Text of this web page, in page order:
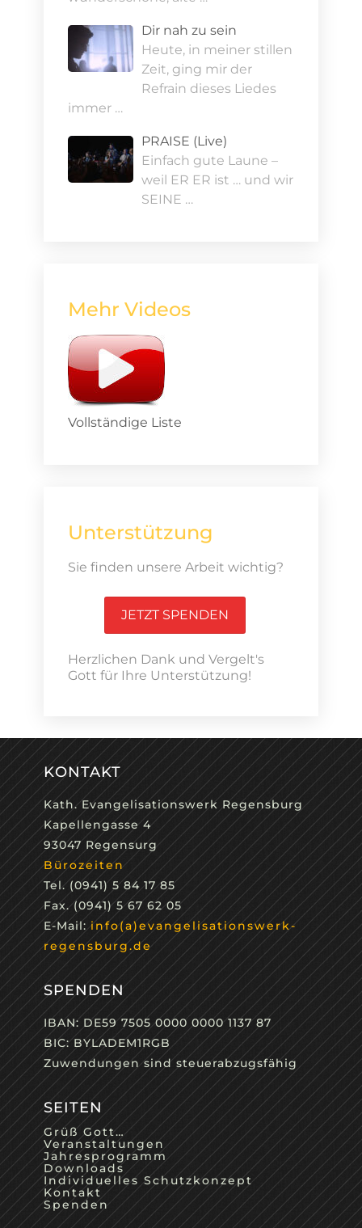
Dir nah zu sein
Heute, in meiner stillen
Zeit, ging mir der
Refrain dieses Liedes
immer …
PRAISE (Live)
Einfach gute Laune –
weil ER ER ist … und wir
SEINE …
Mehr Videos
Vollständige Liste
Unterstützung
Sie finden unsere Arbeit wichtig?
JETZT SPENDEN
Herzlichen Dank und Vergelt's
Gott für Ihre Unterstützung!
KONTAKT
Kath. Evangelisationswerk Regensburg
Kapellengasse 4
93047 Regensurg
Bürozeiten
Tel. (0941) 5 84 17 85
Fax. (0941) 5 67 62 05
E-Mail: info(a)evangelisationswerk-
regensburg.de
SPENDEN
IBAN: DE59 7505 0000 0000 1137 87
BIC: BYLADEM1RGB
Zuwendungen sind steuerabzugsfähig
SEITEN
Grüß Gott…
Veranstaltungen
Jahresprogramm
Downloads
Individuelles Schutzkonzept
Kontakt
Spenden